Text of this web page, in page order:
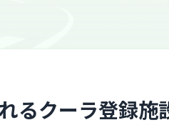
るクーラ登録施